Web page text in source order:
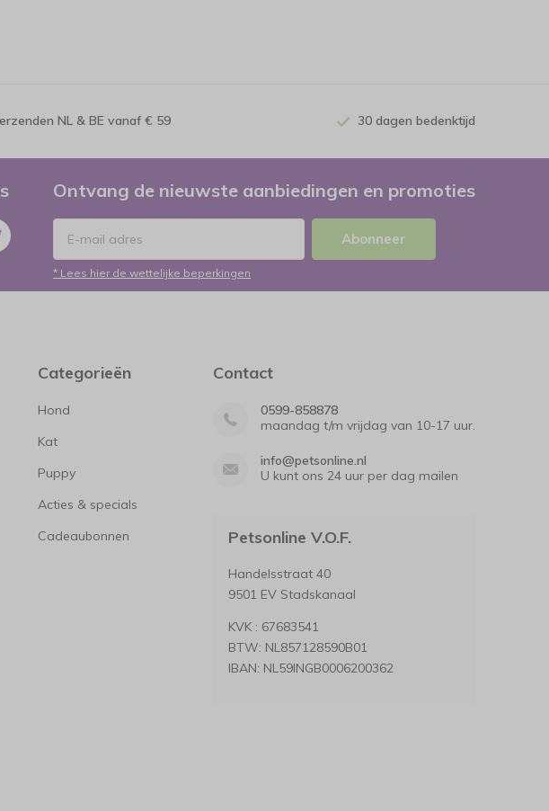
NL & BE vanaf € 59 30 dagen bedenktijd
Ontvang de nieuwste aanbiedingen en promoties
Abonneer
* Lees hier de wettelijke beperkingen
Categorieën
Hond
Kat
Puppy
Acties & specials
Cadeaubonnen
Contact
0599-858878
maandag t/m vrijdag van 10-17 uur.
info@petsonline.nl
U kunt ons 24 uur per dag mailen
Petsonline V.O.F.
Handelsstraat 40
9501 EV Stadskanaal
KVK : 67683541
BTW: NL857128590B01
IBAN: NL59INGB0006200362